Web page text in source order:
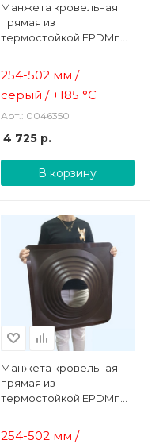
Манжета кровельная
прямая из
термостойкой EPDMп
254-502 мм /
серый / +185 °C
Арт.: 0046350
4 725р.
В корзину
Манжета кровельная
прямая из
термостойкой EPDMп
254-502 мм /